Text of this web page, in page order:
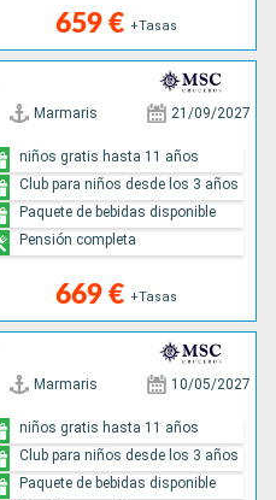
659 € +Tasas
Marmaris 21/09/2027
669 € +Tasas
niños gratis hasta 11 años
Club para niños desde los 3 años
Paquete de bebidas disponible
Pensión completa
Marmaris 10/05/2027
niños gratis hasta 11 años
Club para niños desde los 3 años
Paquete de bebidas disponible